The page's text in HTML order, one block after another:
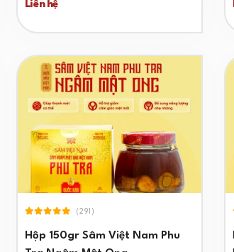
Liên hệ
(291)
Hộp 150gr Sâm Việt Nam Phu